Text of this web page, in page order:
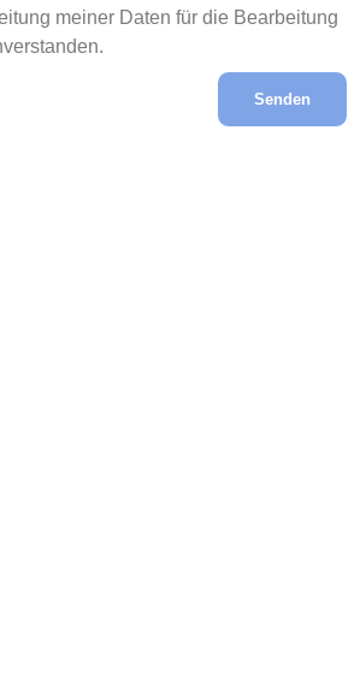
meiner Daten für die Bearbeitung
Senden